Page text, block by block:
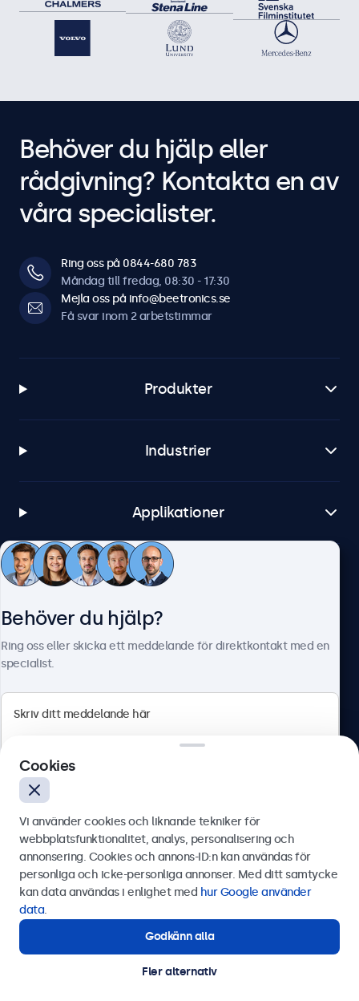
Behöver du hjälp eller
rådgivning? Kontakta en av
våra specialister.
Ring oss på 0844-680 783
Måndag till fredag, 08:30 - 17:30
Mejla oss på info@beetronics.se
Få svar inom 2 arbetstimmar
Produkter
Industrier
Applikationer
Kundtjänst
Olof Palmesgata 29, Stockholm, 111 22, Sverige
Svenska
© 2026 Beetronics
Behöver du hjälp?
Ring oss eller skicka ett meddelande för direktkontakt med en
specialist.
Skicka
Kontakta våra experter.
Cookies
Vi använder cookies och liknande tekniker för
webbplatsfunktionalitet, analys, personalisering och
annonsering. Cookies och annons-ID:n kan användas för
personliga och icke-personliga annonser. Med ditt samtycke
kan data användas i enlighet med hur Google använder
data.
Godkänn alla
Fler alternativ